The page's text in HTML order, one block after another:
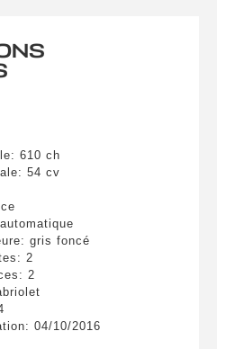
610 ch
54 cv
gris foncé
2
2
04/10/2016